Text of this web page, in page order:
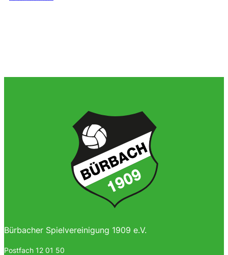
Bürbacher Spielvereinigung 1909 e.V.
Postfach 12 01 50